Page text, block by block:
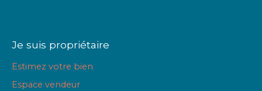
Je suis propriétaire
Estimez votre bien
Espace vendeur